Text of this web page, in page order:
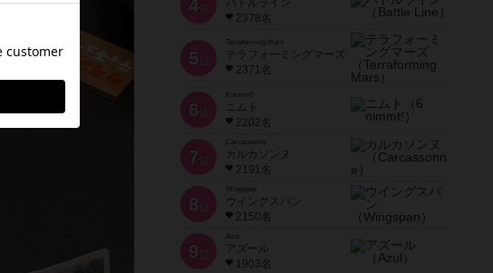
4位
バトルライン
2378名
5 位
Terraforming Mars
テラフォーミングマーズ
2371名
6 位
ニムト
2202名
7 位
Carcassonne
カルカソンヌ
2191名
8 位
Wingspan
ウイングスパン
2150名
9 位
Azul
アズール
1903名